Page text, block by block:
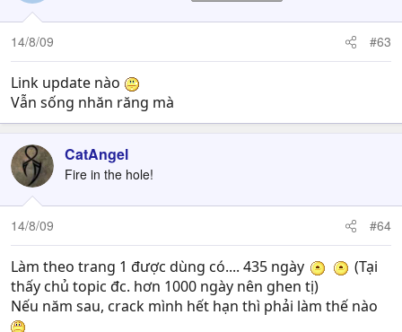
14/8/09 #63
Link update nào
Vẫn sống nhăn răng mà
CatAngel
Fire in the hole!
14/8/09 #64
Làm theo trang 1 được dùng có.... 435 ngày
(Tại
thấy chủ topic đc. hơn 1000 ngày nên ghen tị)
Nếu năm sau, crack mình hết hạn thì phải làm thế nào